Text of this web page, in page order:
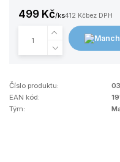
499 Kč/ks412 Kčbez DPH
Číslo produktu:
EAN kód:
Tým: